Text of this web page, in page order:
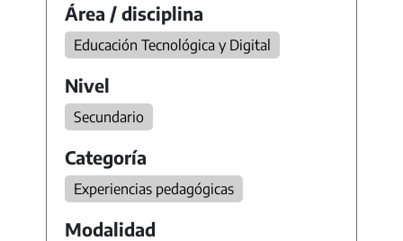
Área / disciplina
Educación Tecnológica y Digital
Nivel
Secundario
Categoría
Experiencias pedagógicas
Modalidad